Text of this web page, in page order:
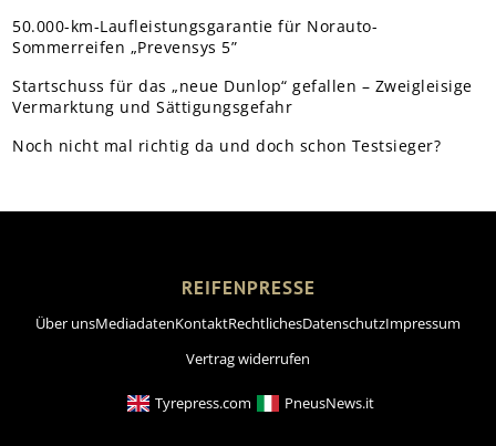
50.000-km-Laufleistungsgarantie für Norauto-
Sommerreifen „Prevensys 5”
Startschuss für das „neue Dunlop“ gefallen – Zweigleisige
Vermarktung und Sättigungsgefahr
Noch nicht mal richtig da und doch schon Testsieger?
REIFENPRESSE
Über unsMediadatenKontaktRechtlichesDatenschutzImpressum
Vertrag widerrufen
Tyrepress.com PneusNews.it